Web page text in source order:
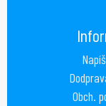
Obch.